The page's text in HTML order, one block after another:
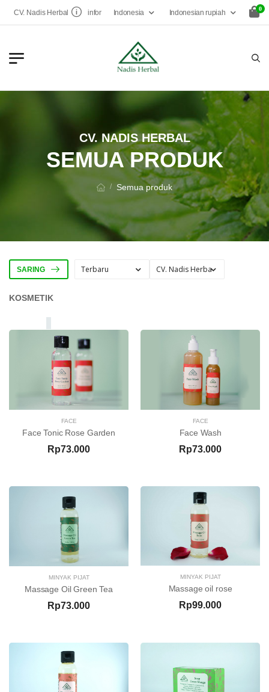
CV. Nadis Herbal infonadisherbal@gmail.com
Indonesia Indonesian rupiah 0
CV. NADIS HERBAL
SEMUA PRODUK
/ Semua produk
SARING
KOSMETIK
FACE
Face Tonic Rose Garden
Rp73.000
FACE
Face Wash
Rp73.000
MINYAK PIJAT
Massage Oil Green Tea
Rp73.000
MINYAK PIJAT
Massage oil rose
Rp99.000